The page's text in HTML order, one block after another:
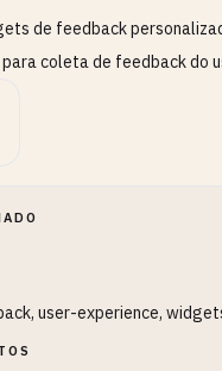
de feedback
coleta de feedback do
user-experience,